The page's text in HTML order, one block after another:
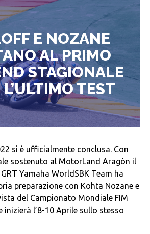
E NOZANE
AL PRIMO
STAGIONALE
TEST
si è ufficialmente conclusa. Con
sostenuto al MotorLand Aragòn il
Yamaha WorldSBK Team ha
preparazione con Kohta Nozane e
del Campionato Mondiale FIM
inizierà l’8-10 Aprile sullo stesso